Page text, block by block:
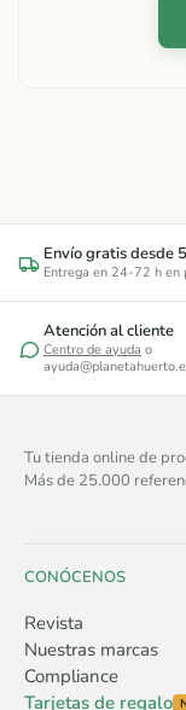
Envío gratis desde
Entrega en 24-72 h en
Atención al cliente
Centro de ayuda o
Tu tienda online de
Más de 25.000
CONÓCENOS
Revista
Nuestras marcas
Compliance
Tarjetas de regalo